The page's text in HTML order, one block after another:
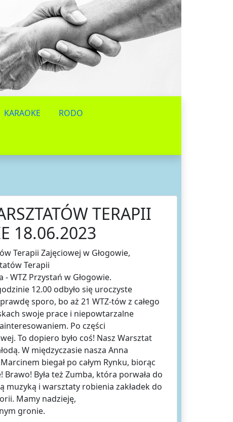
KARAOKE RODO
TERAPII
18.06.2023
Terapii Zajęciowej w Głogowie,
Terapii
WTZ Przystań w Głogowie.
12.00 odbyło się uroczyste
sporo, bo aż 21 WTZ-tów z całego
swoje prace i niepowtarzalne
Po części
To dopiero było coś! Nasz Warsztat
W międzyczasie nasza Anna
biegał po całym Rynku, biorąc
Była też Zumba, która porwała do
muzyką i warsztaty robienia zakładek do
Mamy nadzieję,
gronie.